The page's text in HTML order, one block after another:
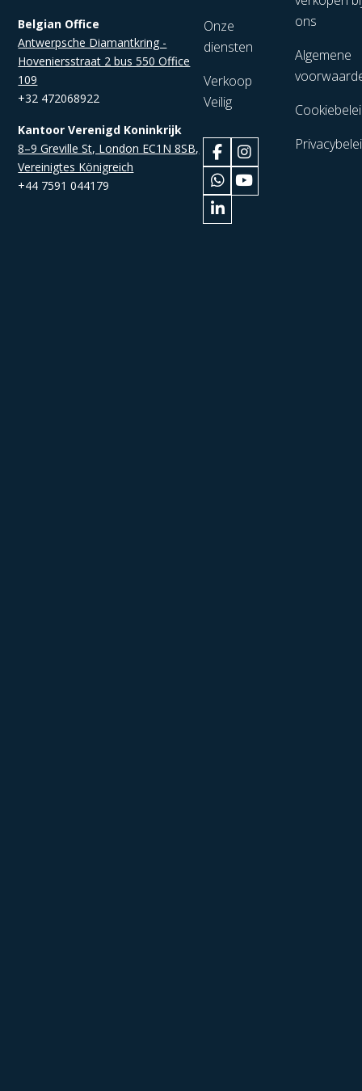
Belgian Office
Antwerpsche Diamantkring -
Hoveniersstraat 2 bus 550 Office
109
+32 472068922
Kantoor Verenigd Koninkrijk
8–9 Greville St, London EC1N 8SB,
Vereinigtes Königreich
+44 7591 044179
Onze
diensten
Verkoop
Veilig
ons
Algemene